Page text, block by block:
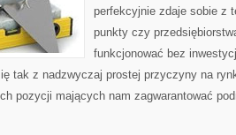
perfekcyjnie zdaje sobie z
punkty czy
funkcjonować bez
tak z nadzwyczaj prostej przyczyny na
pozycji mających nam zagwarantować